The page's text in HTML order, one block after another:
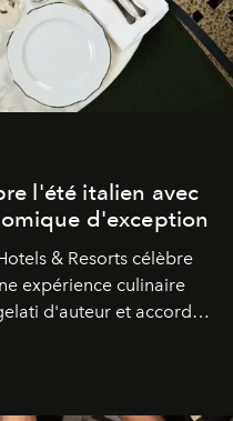
l'été italien avec
d'exception
& Resorts célèbre
expérience culinaire
d'auteur et accords
voyage sensoriel.